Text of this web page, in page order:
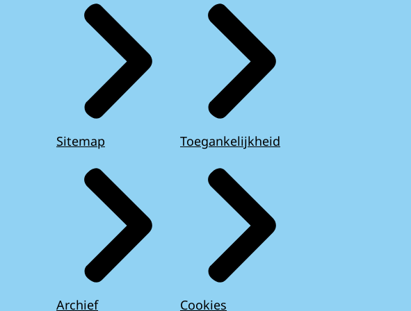
Sitemap
Archief
Toegankelijkheid
Cookies